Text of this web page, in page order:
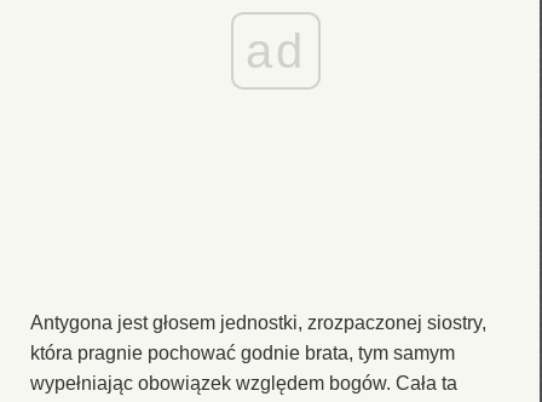
ad
Antygona jest głosem jednostki, zrozpaczonej siostry,
która pragnie pochować godnie brata, tym samym
wypełniając obowiązek względem bogów. Cała ta